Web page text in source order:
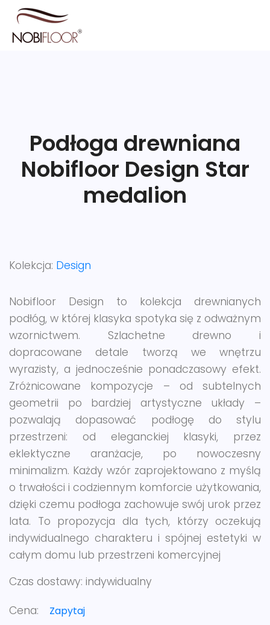
Podłoga drewniana
Nobifloor Design Star
medalion
Kolekcja: Design
Nobifloor Design to kolekcja drewnianych
podłóg, w której klasyka spotyka się z odważnym
wzornictwem. Szlachetne drewno i
dopracowane detale tworzą we wnętrzu
wyrazisty, a jednocześnie ponadczasowy efekt.
Zróżnicowane kompozycje – od subtelnych
geometrii po bardziej artystyczne układy –
pozwalają dopasować podłogę do stylu
przestrzeni: od eleganckiej klasyki, przez
eklektyczne aranżacje, po nowoczesny
minimalizm. Każdy wzór zaprojektowano z myślą
o trwałości i codziennym komforcie użytkowania,
dzięki czemu podłoga zachowuje swój urok przez
lata. To propozycja dla tych, którzy oczekują
indywidualnego charakteru i spójnej estetyki w
całym domu lub przestrzeni komercyjnej
Czas dostawy: indywidualny
Cena:
Zapytaj